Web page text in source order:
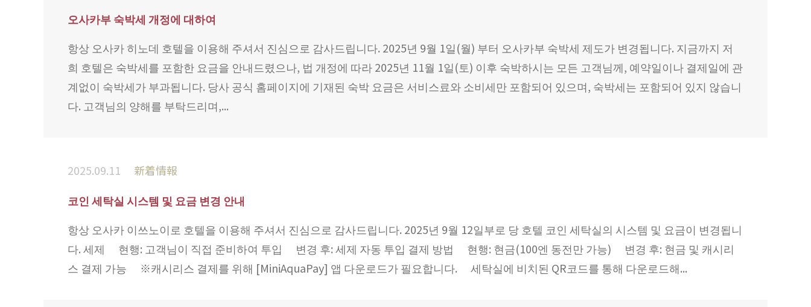
오사카부 숙박세 개정에 대하여
항상 오사카 히노데 호텔을 이용해 주셔서 진심으로 감사드립니다. 2025년 9월 1일(월) 부터 오사카부 숙박세 제도가 변경됩니다. 지금까지 저
희 호텔은 숙박세를 포함한 요금을 안내드렸으나, 법 개정에 따라 2025년 11월 1일(토) 이후 숙박하시는 모든 고객님께, 예약일이나 결제일에 관
계없이 숙박세가 부과됩니다. 당사 공식 홈페이지에 기재된 숙박 요금은 서비스료와 소비세만 포함되어 있으며, 숙박세는 포함되어 있지 않습니
다. 고객님의 양해를 부탁드리며,...
2025.09.11
新着情報
코인 세탁실 시스템 및 요금 변경 안내
항상 오사카 이쓰노이로 호텔을 이용해 주셔서 진심으로 감사드립니다. 2025년 9월 12일부로 당 호텔 코인 세탁실의 시스템 및 요금이 변경됩니
다. 세제 현행: 고객님이 직접 준비하여 투입 변경 후: 세제 자동 투입 결제 방법 현행: 현금(100엔 동전만 가능) 변경 후: 현금 및 캐시리
스 결제 가능 ※캐시리스 결제를 위해 [MiniAquaPay] 앱 다운로드가 필요합니다. 세탁실에 비치된 QR코드를 통해 다운로드해...